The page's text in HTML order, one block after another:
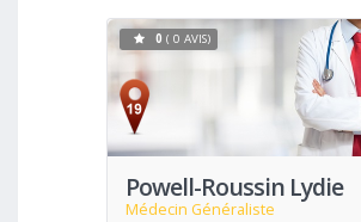
Powell-Roussin Lydie
Médecin Généraliste
0 ( 0 AVIS)